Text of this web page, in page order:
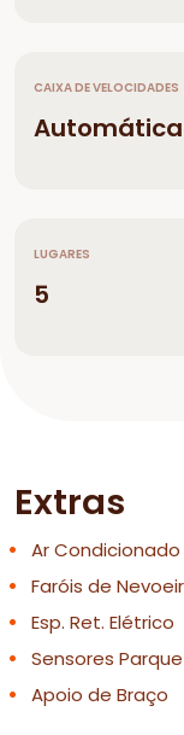
CAIXA DE VELOCIDADES
Automática
LUGARES
5
Extras
Ar Condicionado
Faróis de
Esp. Ret. Elétrico
Sensores Parque
Apoio de Braço